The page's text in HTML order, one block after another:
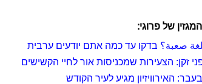
של פרוגי:
لغة صعبة؟ בדקו עד כמה אתם יודעים ערבית
זקן: הצעירות שמכניסות אור לחיי הקשישים
האירוויזיון מגיע לעיר הקודש